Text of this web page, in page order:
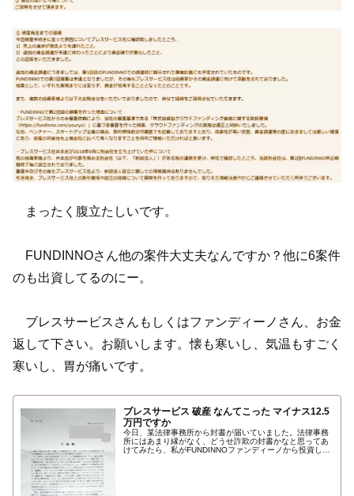
まったく腹立たしいです。
FUNDINNOさん他の案件大丈夫なんですか？他に6案件
のも出資してるのにー。
ブレスサービスさんもしくはファンディーノさん、お金
返して下さい。お願いします。懐も寒いし、気温もすごく
寒いし、胃が痛いです。
ブレスサービス 破産 なんてこった マイナス12.5
万円ですか
今日、某法律事務所から封書が届いていました。法律事務
所にはあまり縁がなく、どうせ詐欺の封書かなと思ってあ
けてみたら、私がFUNDINNOファンディーノから投資した